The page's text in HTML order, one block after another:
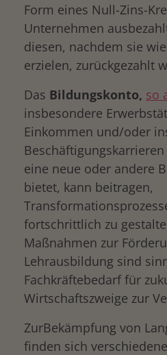
Form eines Null-Zins-
Unternehmen
diesen, nachdem sie
erzielen, zurückgezahlt
Das Bildungskonto, so
insbesondere
Einkommen und/oder
eine neue oder andere
bietet, kann beitragen,
fortschrittlich zu
Maßnahmen zur
Lehrausbildung sind
Fachkräftebedarf für
Wirtschaftszweige zur
ZurBekämpfung von
finden sich